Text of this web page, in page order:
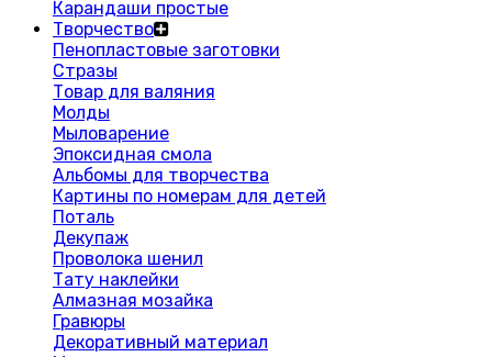
Карандаши простые
Творчество
Пенопластовые заготовки
Стразы
Товар для валяния
Молды
Мыловарение
Эпоксидная смола
Альбомы для творчества
Картины по номерам для детей
Поталь
Декупаж
Проволока шенил
Тату наклейки
Алмазная мозайка
Гравюры
Декоративный материал